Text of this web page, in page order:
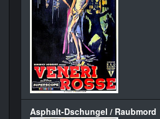
Asphalt-Dschungel / Raubmord